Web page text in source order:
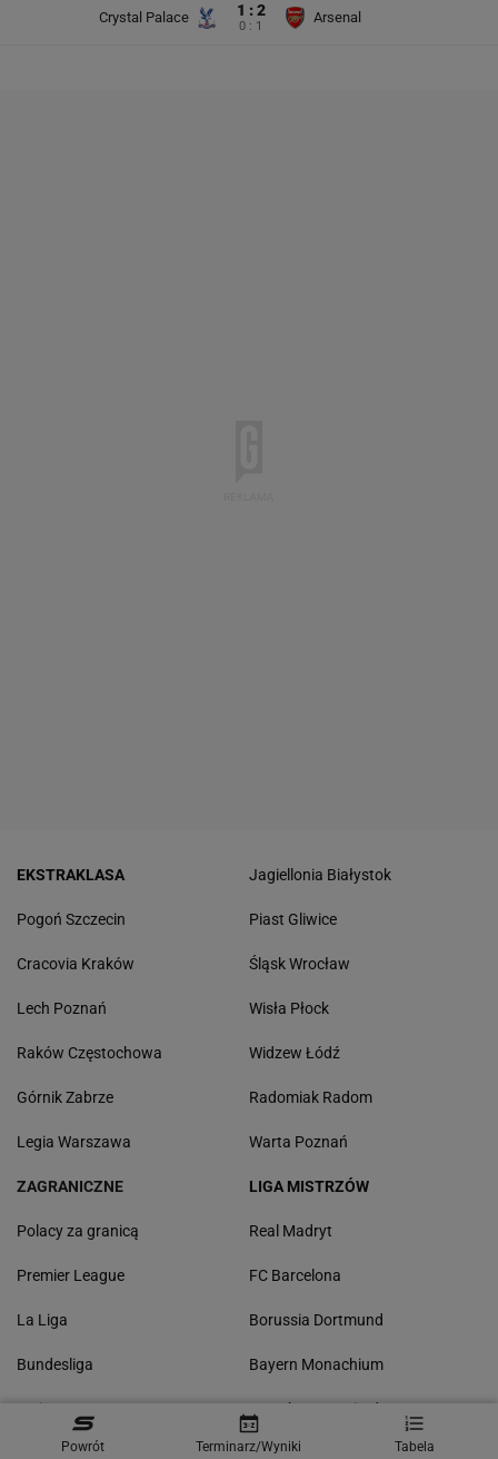
Crystal Palace 1 : 2
0 : 1
Arsenal
Powrót Terminarz/Wyniki Tabela
EKSTRAKLASA
Pogoń Szczecin
Cracovia Kraków
Lech Poznań
Raków Częstochowa
Górnik Zabrze
Legia Warszawa
Jagiellonia Białystok
Piast Gliwice
Śląsk Wrocław
Wisła Płock
Widzew Łódź
Radomiak Radom
Warta Poznań
ZAGRANICZNE
Polacy za granicą
Premier League
La Liga
Bundesliga
Serie A
Ligue 1
LIGA MISTRZÓW
Real Madryt
FC Barcelona
Borussia Dortmund
Bayern Monachium
Manchester United
Liverpool FC